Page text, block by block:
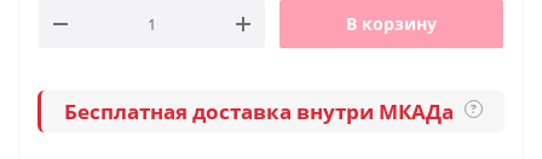
В корзину
Бесплатная доставка внутри МКАДа ?